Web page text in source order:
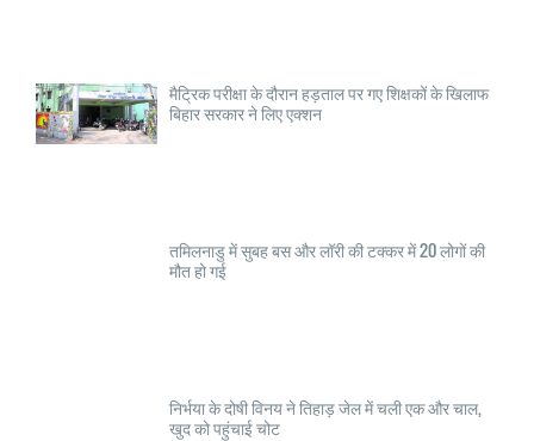
मैट्रिक परीक्षा के दौरान हड़ताल पर गए शिक्षकों के खिलाफ
बिहार सरकार ने लिए एक्शन
तमिलनाडु में सुबह बस और लॉरी की टक्कर में 20 लोगों की
मौत हो गई
निर्भया के दोषी विनय ने तिहाड़ जेल में चली एक और चाल,
खुद को पहुंचाई चोट